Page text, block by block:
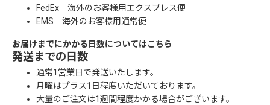
FedEx 海外のお客様用エクスプレス便
EMS 海外のお客様用通常便
お届けまでにかかる日数についてはこちら
発送までの日数
通常1営業日で発送いたします。
月曜はプラス1日程度いただいております。
大量のご注文は1週間程度かかる場合がございます。